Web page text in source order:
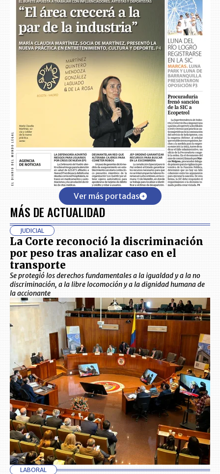
Ver más portadas
MÁS DE ACTUALIDAD
JUDICIAL
La Corte reconoció la discriminación
por peso tras analizar caso en el
transporte
Se protegió los derechos fundamentales a la igualdad y a la no
discriminación, a la libre locomoción y a la dignidad humana de
la accionante
LABORAL